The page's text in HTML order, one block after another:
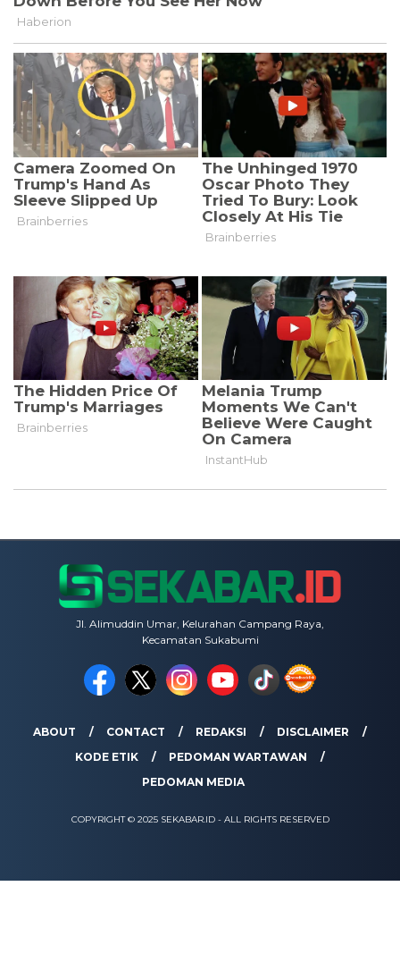
Jl. Alimuddin Umar, Kelurahan Campang Raya,
Kecamatan Sukabumi
ABOUT CONTACT REDAKSI
DISCLAIMER
KODE ETIK
PEDOMAN WARTAWAN
PEDOMAN MEDIA
COPYRIGHT © 2025 SEKABAR.ID - ALL RIGHTS RESERVED